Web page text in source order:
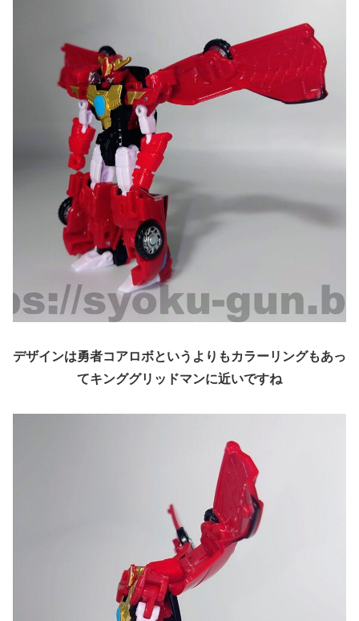
デザインは勇者コアロボというよりもカラーリングもあっ
てキンググリッドマンに近いですね